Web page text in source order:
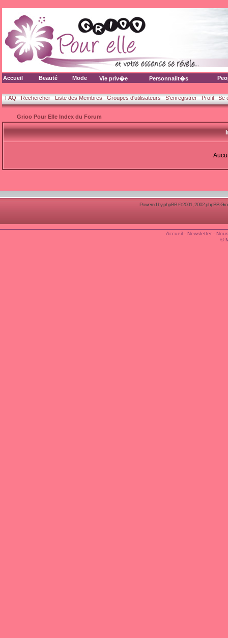
Accueil Beauté Mode Vie priv�e Personnalit�s
FAQ Rechercher Liste des Membres Groupes d'utilisateurs S'enregistrer Profil Se
Grioo Pour Elle Index du Forum
Powered byphpBB© 2001, 2002 phpBB
Accueil- Newsletter-
©